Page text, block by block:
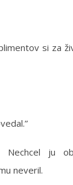
si za
Nechcel ju
neveril.